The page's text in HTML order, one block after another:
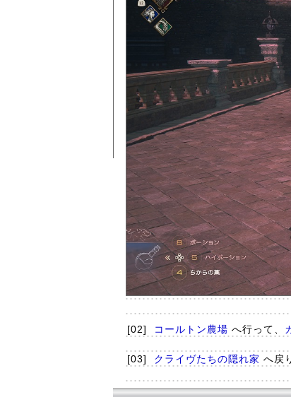
[02] コールトン農場 へ行って、
[03] クライヴたちの隠れ家 へ戻